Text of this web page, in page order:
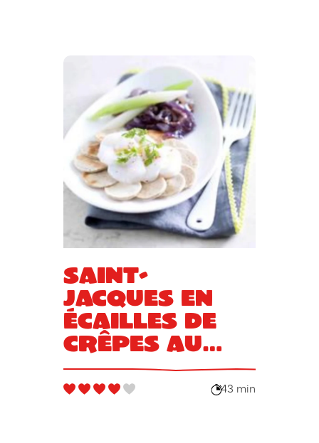
Saint-
Jacques en
écailles de
crêpes au
sarrasin
43 min